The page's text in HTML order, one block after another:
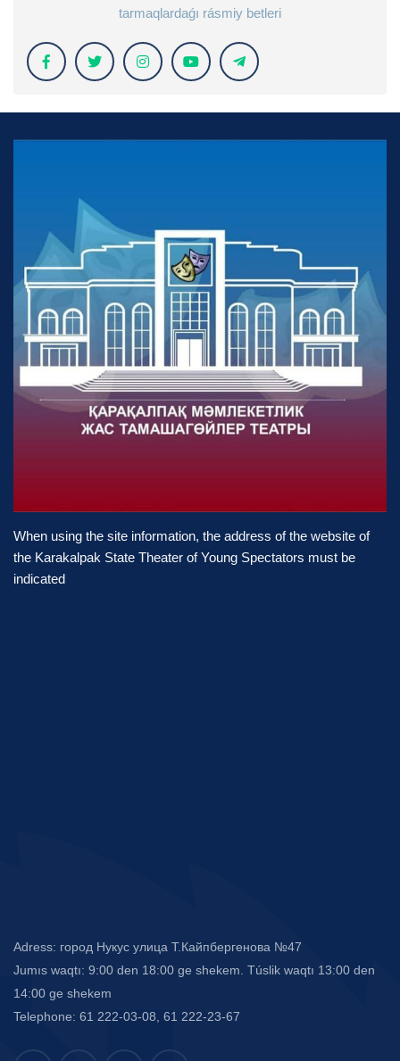
tarmaqlardaǵı rásmiy betleri
When using the site information, the address of the website of
the Karakalpak State Theater of Young Spectators must be
indicated
Adress: город Нукус улица Т.Кайпбергенова №47
Jumıs waqtı: 9:00 den 18:00 ge shekem. Túslik waqtı 13:00 den
14:00 ge shekem
Telephone: 61 222-03-08, 61 222-23-67